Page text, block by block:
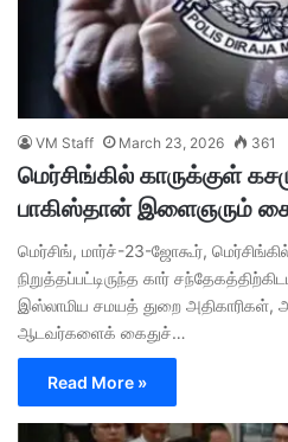
VM Staff March 23, 2026 361
மெர்சிங்கில் காருக்குள்
பாகிஸ்தான் இளைஞரும்
மெர்சிங், மார்ச்-23-ஜோகூர்,
நிறுத்தப்பட்டிருந்த கார்
இஸ்லாமிய சமயத் துறை அதிகாரிகள்,
ஆடவர்களைக் கைதுச்…
Read More »